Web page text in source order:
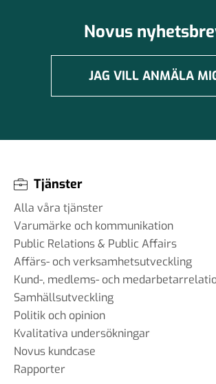
Novus
JAG VILL ANMÄLA
Tjänster
Alla våra tjänster
Varumärke och kommunikation
Public Relations & Public Affairs
Affärs- och verksamhetsutveckling
Kund-, medlems- och
Samhällsutveckling
Politik och opinion
Kvalitativa undersökningar
Novus kundcase
Rapporter